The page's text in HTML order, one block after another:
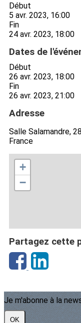
Début
5 avr. 2023, 16:00
Fin
24 avr. 2023, 18:00
Dates de
Début
26 avr. 2023, 18:00
Fin
26 avr. 2023, 21:00
Adresse
Salle Salamandre,
France
+
−
Partagez cette
Je m'abonne à la
OK